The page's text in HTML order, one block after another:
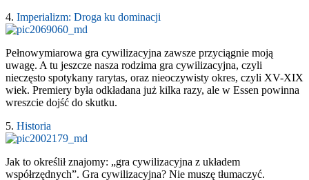
4. Imperializm: Droga ku dominacji
Pełnowymiarowa gra cywilizacyjna zawsze przyciągnie moją
uwagę. A tu jeszcze nasza rodzima gra cywilizacyjna, czyli
nieczęsto spotykany rarytas, oraz nieoczywisty okres, czyli XV-XIX
wiek. Premiery była odkładana już kilka razy, ale w Essen powinna
wreszcie dojść do skutku.
5. Historia
Jak to określił znajomy: „gra cywilizacyjna z układem
współrzędnych”. Gra cywilizacyjna? Nie muszę tłumaczyć.